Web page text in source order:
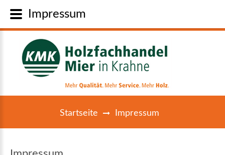
Startseite Impressum
Impressum